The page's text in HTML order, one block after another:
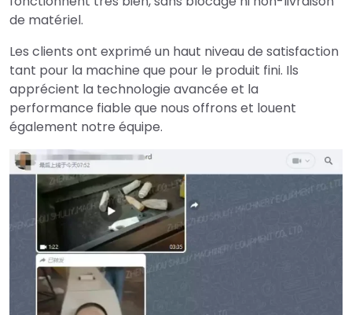
de matériel.
Les clients ont exprimé un haut niveau de satisfaction
tant pour la machine que pour le produit fini. Ils
apprécient la technologie avancée et la
performance fiable que nous offrons et louent
également notre équipe.